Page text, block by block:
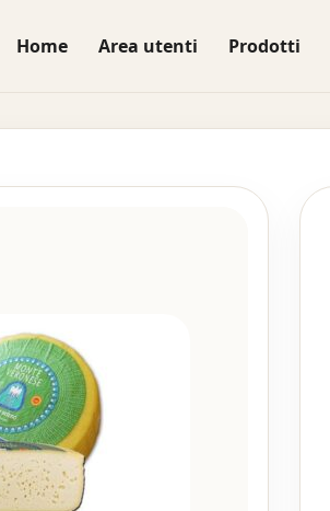
Home Area utenti Prodotti